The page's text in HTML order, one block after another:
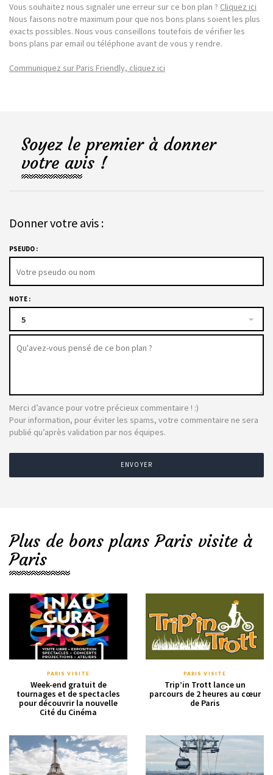
Vous souhaitez nous signaler une erreur sur ce bon plan ? Cliquez ici
Nous faisons notre maximum pour que nos bons plans soient les plus
exacts possibles. Nous vous conseillons toutefois de vérifier les
bons plans par email ou téléphone avant de vous y rendre.
Communiquez sur Paris Friendly, cliquez ici
Soyez le premier à donner
votre avis !
Donner votre avis :
PSEUDO :
NOTE :
5
Merci d’avance pour votre précieux commentaire ! :)
Pour information, pour éviter les spams, votre commentaire ne sera
publié qu’après validation par nos équipes.
ENVOYER
Plus de bons plans Paris visite à
Paris
PARIS VISITE
Week-end gratuit de
tournages et de spectacles
pour découvrir la nouvelle
Cité du Cinéma
PARIS VISITE
Trip’in Trott lance un
parcours de 2 heures au cœur
de Paris